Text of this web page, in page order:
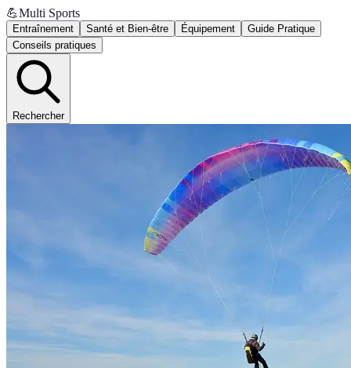
💪Multi Sports
Entraînement Santé et Bien-être Équipement
Guide Pratique
Conseils pratiques
Rechercher